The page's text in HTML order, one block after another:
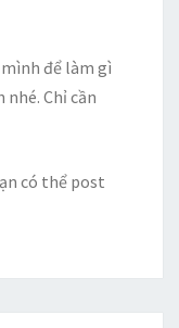
để làm gì
Chỉ cần
có thể post